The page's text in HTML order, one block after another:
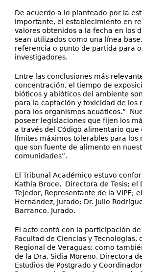
De acuerdo a lo planteado por la
importante, el establecimiento en
valores obtenidos a la fecha en los
sean utilizados como una línea
referencia o punto de partida para
investigadores.
Entre las conclusiones más
concentración, el tiempo de
bióticos y abióticos del ambiente
para la captación y toxicidad de los
para los organismos acuáticos.”
poseer legislaciones que fijen los
a través del Código alimentario que
límites máximos tolerables para los
que son fuente de alimento en
comunidades”.
El Tribunal Académico estuvo
Kathia Broce, Directora de Tesis; el
Tejedor, Representante de la VIPE;
Hernández, Jurado; Dr. Julio
Barranco, Jurado.
El acto contó con la participación
Facultad de Ciencias y Tecnologías,
Regional de Veraguas; como
de la Dra. Sidia Moreno, Directora
Estudios de Postgrado y